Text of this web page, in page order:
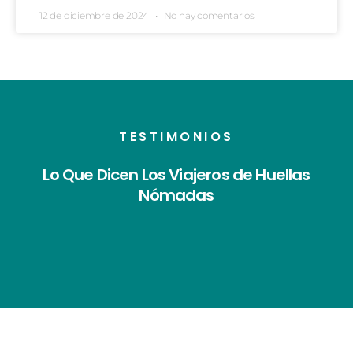
12 de diciembre de 2024 No hay comentarios
TESTIMONIOS
Lo Que Dicen Los Viajeros de Huellas
Nómadas